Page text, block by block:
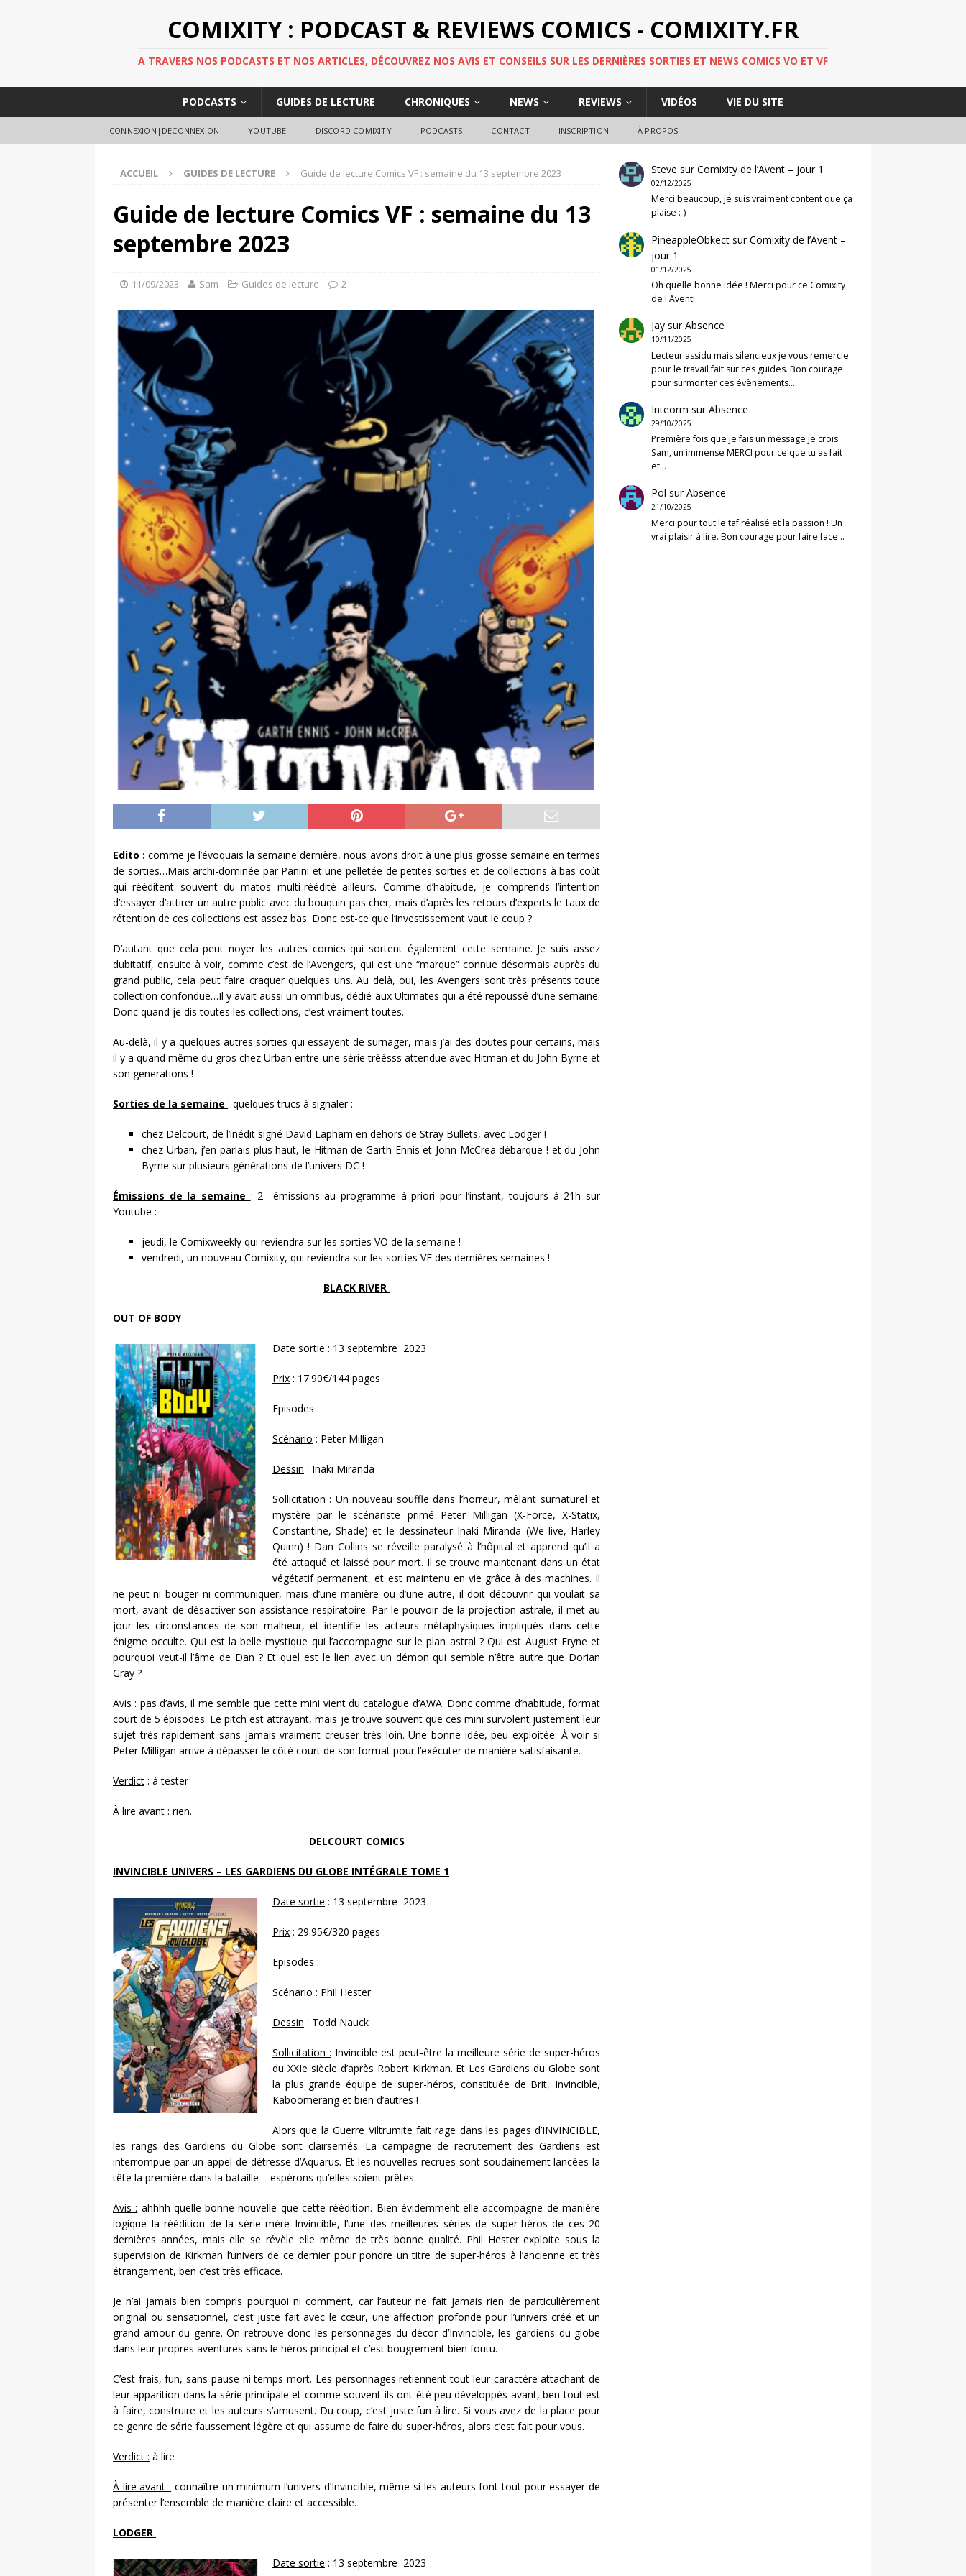
COMIXITY : PODCAST & REVIEWS COMICS - COMIXITY.FR
A TRAVERS NOS PODCASTS ET NOS ARTICLES, DÉCOUVREZ NOS AVIS ET CONSEILS SUR LES DERNIÈRES SORTIES ET NEWS COMICS VO ET VF
PODCASTS GUIDES DE LECTURE CHRONIQUES NEWS REVIEWS VIDÉOS VIE DU SITE
CONNEXION|DECONNEXION YOUTUBE DISCORD COMIXITY PODCASTS CONTACT INSCRIPTION À PROPOS
ACCUEIL GUIDES DE LECTURE Guide de lecture Comics VF : semaine du 13 septembre 2023
Guide de lecture Comics VF : semaine du 13
septembre 2023
11/09/2023 Sam Guides de lecture 2
Edito : comme je l’évoquais la semaine dernière, nous avons droit à une plus grosse semaine en termes
de sorties…Mais archi-dominée par Panini et une pelletée de petites sorties et de collections à bas coût
qui rééditent souvent du matos multi-réédité ailleurs. Comme d’habitude, je comprends l’intention
d’essayer d’attirer un autre public avec du bouquin pas cher, mais d’après les retours d’experts le taux de
rétention de ces collections est assez bas. Donc est-ce que l’investissement vaut le coup ?
D’autant que cela peut noyer les autres comics qui sortent également cette semaine. Je suis assez
dubitatif, ensuite à voir, comme c’est de l’Avengers, qui est une “marque” connue désormais auprès du
grand public, cela peut faire craquer quelques uns. Au delà, oui, les Avengers sont très présents toute
collection confondue…Il y avait aussi un omnibus, dédié aux Ultimates qui a été repoussé d’une semaine.
Donc quand je dis toutes les collections, c’est vraiment toutes.
Au-delà, il y a quelques autres sorties qui essayent de surnager, mais j’ai des doutes pour certains, mais
il y a quand même du gros chez Urban entre une série trèèsss attendue avec Hitman et du John Byrne et
son generations !
Sorties de la semaine : quelques trucs à signaler :
chez Delcourt, de l’inédit signé David Lapham en dehors de Stray Bullets, avec Lodger !
chez Urban, j’en parlais plus haut, le Hitman de Garth Ennis et John McCrea débarque ! et du John
Byrne sur plusieurs générations de l’univers DC !
Émissions de la semaine : 2 émissions au programme à priori pour l’instant, toujours à 21h sur
Youtube :
jeudi, le Comixweekly qui reviendra sur les sorties VO de la semaine !
vendredi, un nouveau Comixity, qui reviendra sur les sorties VF des dernières semaines !
BLACK RIVER
OUT OF BODY
Date sortie : 13 septembre 2023
Prix : 17.90€/144 pages
Episodes :
Scénario : Peter Milligan
Dessin : Inaki Miranda
Sollicitation : Un nouveau souffle dans l’horreur, mêlant surnaturel et
mystère par le scénariste primé Peter Milligan (X-Force, X-Statix,
Constantine, Shade) et le dessinateur Inaki Miranda (We live, Harley
Quinn) ! Dan Collins se réveille paralysé à l’hôpital et apprend qu’il a
été attaqué et laissé pour mort. Il se trouve maintenant dans un état
végétatif permanent, et est maintenu en vie grâce à des machines. Il
ne peut ni bouger ni communiquer, mais d’une manière ou d’une autre, il doit découvrir qui voulait sa
mort, avant de désactiver son assistance respiratoire. Par le pouvoir de la projection astrale, il met au
jour les circonstances de son malheur, et identifie les acteurs métaphysiques impliqués dans cette
énigme occulte. Qui est la belle mystique qui l’accompagne sur le plan astral ? Qui est August Fryne et
pourquoi veut-il l’âme de Dan ? Et quel est le lien avec un démon qui semble n’être autre que Dorian
Gray ?
Avis : pas d’avis, il me semble que cette mini vient du catalogue d’AWA. Donc comme d’habitude, format
court de 5 épisodes. Le pitch est attrayant, mais je trouve souvent que ces mini survolent justement leur
sujet très rapidement sans jamais vraiment creuser très loin. Une bonne idée, peu exploitée. À voir si
Peter Milligan arrive à dépasser le côté court de son format pour l’exécuter de manière satisfaisante.
Verdict : à tester
À lire avant : rien.
DELCOURT COMICS
INVINCIBLE UNIVERS – LES GARDIENS DU GLOBE INTÉGRALE TOME 1
Date sortie : 13 septembre 2023
Prix : 29.95€/320 pages
Episodes :
Scénario : Phil Hester
Dessin : Todd Nauck
Sollicitation : Invincible est peut-être la meilleure série de super-héros
du XXIe siècle d’après Robert Kirkman. Et Les Gardiens du Globe sont
la plus grande équipe de super-héros, constituée de Brit, Invincible,
Kaboomerang et bien d’autres !
Alors que la Guerre Viltrumite fait rage dans les pages d’INVINCIBLE,
les rangs des Gardiens du Globe sont clairsemés. La campagne de recrutement des Gardiens est
interrompue par un appel de détresse d’Aquarus. Et les nouvelles recrues sont soudainement lancées la
tête la première dans la bataille – espérons qu’elles soient prêtes.
Avis : ahhhh quelle bonne nouvelle que cette réédition. Bien évidemment elle accompagne de manière
logique la réédition de la série mère Invincible, l’une des meilleures séries de super-héros de ces 20
dernières années, mais elle se révèle elle même de très bonne qualité. Phil Hester exploite sous la
supervision de Kirkman l’univers de ce dernier pour pondre un titre de super-héros à l’ancienne et très
étrangement, ben c’est très efficace.
Je n’ai jamais bien compris pourquoi ni comment, car l’auteur ne fait jamais rien de particulièrement
original ou sensationnel, c’est juste fait avec le cœur, une affection profonde pour l’univers créé et un
grand amour du genre. On retrouve donc les personnages du décor d’Invincible, les gardiens du globe
dans leur propres aventures sans le héros principal et c’est bougrement bien foutu.
C’est frais, fun, sans pause ni temps mort. Les personnages retiennent tout leur caractère attachant de
leur apparition dans la série principale et comme souvent ils ont été peu développés avant, ben tout est
à faire, construire et les auteurs s’amusent. Du coup, c’est juste fun à lire. Si vous avez de la place pour
ce genre de série faussement légère et qui assume de faire du super-héros, alors c’est fait pour vous.
Verdict : à lire
À lire avant : connaître un minimum l’univers d’Invincible, même si les auteurs font tout pour essayer de
présenter l’ensemble de manière claire et accessible.
LODGER
Date sortie : 13 septembre 2023
Steve surComixity de l’Avent – jour 1
02/12/2025
Merci beaucoup, je suis vraiment content que ça
plaise :-)
PineappleObkect surComixity de l’Avent –
jour 1
01/12/2025
Oh quelle bonne idée ! Merci pour ce Comixity
de l'Avent!
Jay surAbsence
10/11/2025
Lecteur assidu mais silencieux je vous remercie
pour le travail fait sur ces guides. Bon courage
pour surmonter ces évènements.…
Inteorm surAbsence
29/10/2025
Première fois que je fais un message je crois.
Sam, un immense MERCI pour ce que tu as fait
et…
Pol surAbsence
21/10/2025
Merci pour tout le taf réalisé et la passion ! Un
vrai plaisir à lire. Bon courage pour faire face…